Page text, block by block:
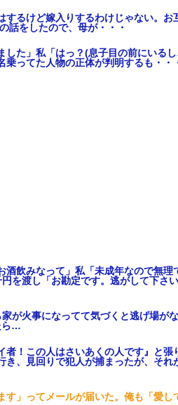
するけど嫁入りするわけじゃない。
話をしたので、母が・・・
した」私「はっ？(息子目の前にいる
ってた人物の正体が判明するも・・
酒飲みなって」私「未成年なので無
を渡し「お勘定です。逃がして下さ
が火事になってて気づくと逃げ場が
ら…
者！この人はさいあくの人です』と
き、見回りで犯人が捕まったが、そ
す」ってメールが届いた。俺も「愛し